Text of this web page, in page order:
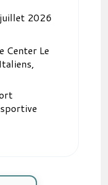
2026
Center Le